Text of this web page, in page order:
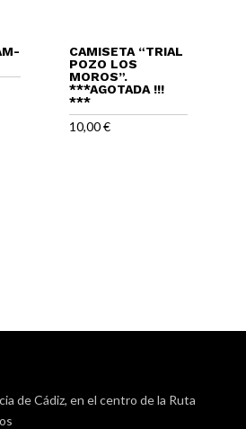
CAMISETA “TRIAL
POZO LOS
MOROS”.
***AGOTADA !!!
***
10,00€
de Cádiz, en el centro de la Ruta